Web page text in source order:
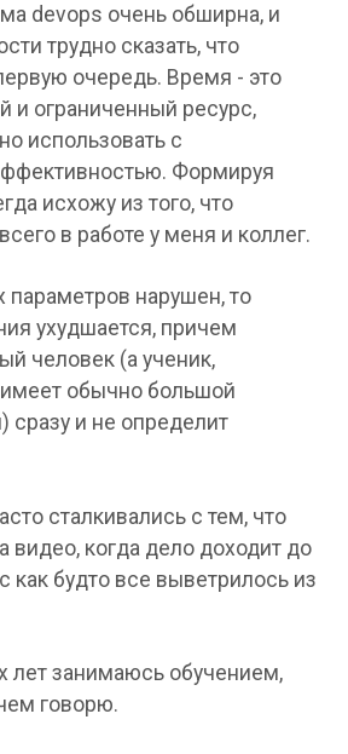
devops очень обширна, и
трудно сказать, что
очередь. Время - это
и ограниченный ресурс,
использовать с
Формируя
исхожу из того, что
в работе у меня и коллег.
параметров нарушен, то
ухудшается, причем
человек (а ученик,
имеет обычно большой
сразу и не определит
сталкивались с тем, что
видео, когда дело доходит до
как будто все выветрилось из
лет занимаюсь обучением,
говорю.